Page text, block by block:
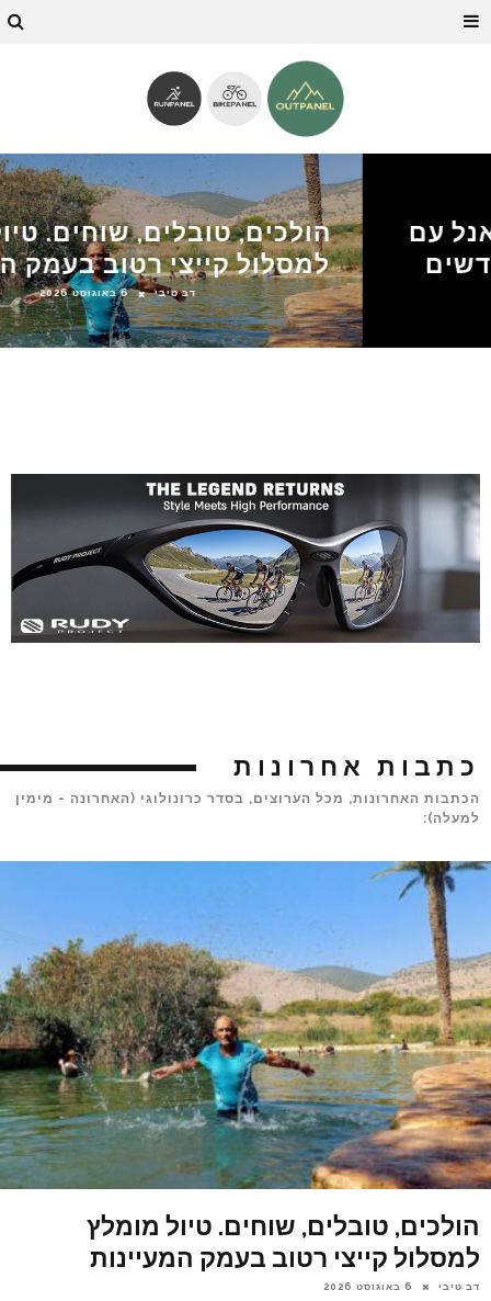
טיולי החודש – לוח אאוטפאנל עם
ההמלצות לטיולים לפי חודשים
מערכת OUTPANEL 3 באוגוסט 2026
כתבות אחרונות
הכתבות האחרונות, מכל הערוצים, בסדר כרונולוגי (האחרונה - מימין
למעלה):
הולכים, טובלים, שוחים. טיול מומלץ
למסלול קייצי רטוב בעמק המעיינות
דב טיבי 6 באוגוסט 2026